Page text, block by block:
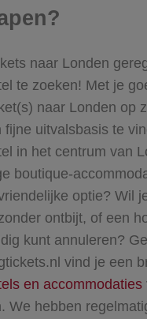
naar Londen
te zoeken! Met je
naar Londen op
fijne uitvalsbasis te
in het centrum van
boutique-
optie? Wil
ontbijt, of een
kunt annuleren?
vind je een
en accommodaties
We hebben